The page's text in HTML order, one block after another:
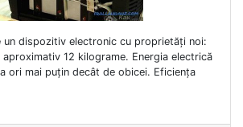
un dispozitiv electronic cu proprietăți noi:
12 kilograme. Energia electrică
ori mai puțin decât de obicei. Eficiența